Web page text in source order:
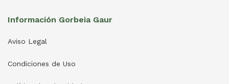
Información Gorbeia Gaur
Aviso Legal
Condiciones de Uso